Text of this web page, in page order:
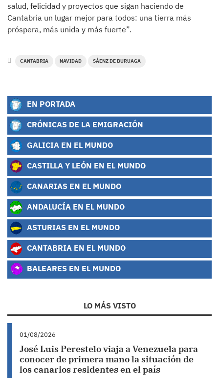
salud, felicidad y proyectos que sigan haciendo de
Cantabria un lugar mejor para todos: una tierra más
próspera, más unida y más fuerte”.
CANTABRIA NAVIDAD SÁENZ DE BURUAGA
EN PORTADA
CRÓNICAS DE LA EMIGRACIÓN
GALICIA EN EL MUNDO
CASTILLA Y LEÓN EN EL MUNDO
CANARIAS EN EL MUNDO
ANDALUCÍA EN EL MUNDO
ASTURIAS EN EL MUNDO
CANTABRIA EN EL MUNDO
BALEARES EN EL MUNDO
LO MÁS VISTO
01/08/2026
José Luis Perestelo viaja a Venezuela para
conocer de primera mano la situación de
los canarios residentes en el país